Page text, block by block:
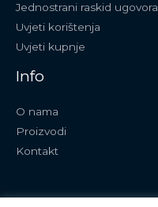
Jednostrani raskid ugovora
Uvjeti korištenja
Uvjeti kupnje
Info
O nama
Proizvodi
Kontakt